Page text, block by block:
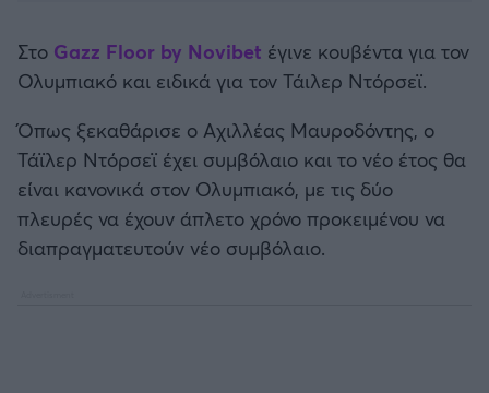
Μπαρτσελόνα
Ρεάλ Μαδρίτης
Ατλέτικο Μαδρίτης
Στο Gazz Floor by Novibet έγινε κουβέντα για τον
Ολυμπιακό και ειδικά για τον Τάιλερ Ντόρσεϊ.
Όπως ξεκαθάρισε ο Αχιλλέας Μαυροδόντης, ο
Τάϊλερ Ντόρσεϊ έχει συμβόλαιο και το νέο έτος θα
είναι κανονικά στον Ολυμπιακό, με τις δύο
πλευρές να έχουν άπλετο χρόνο προκειμένου να
διαπραγματευτούν νέο συμβόλαιο.